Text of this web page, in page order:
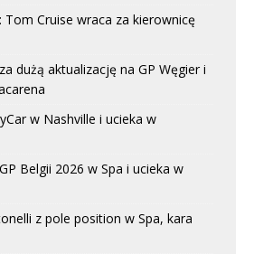
Tom Cruise wraca za kierownicę
dużą aktualizację na GP Węgier i
w Nashville i ucieka w
Belgii 2026 w Spa i ucieka w
z pole position w Spa, kara